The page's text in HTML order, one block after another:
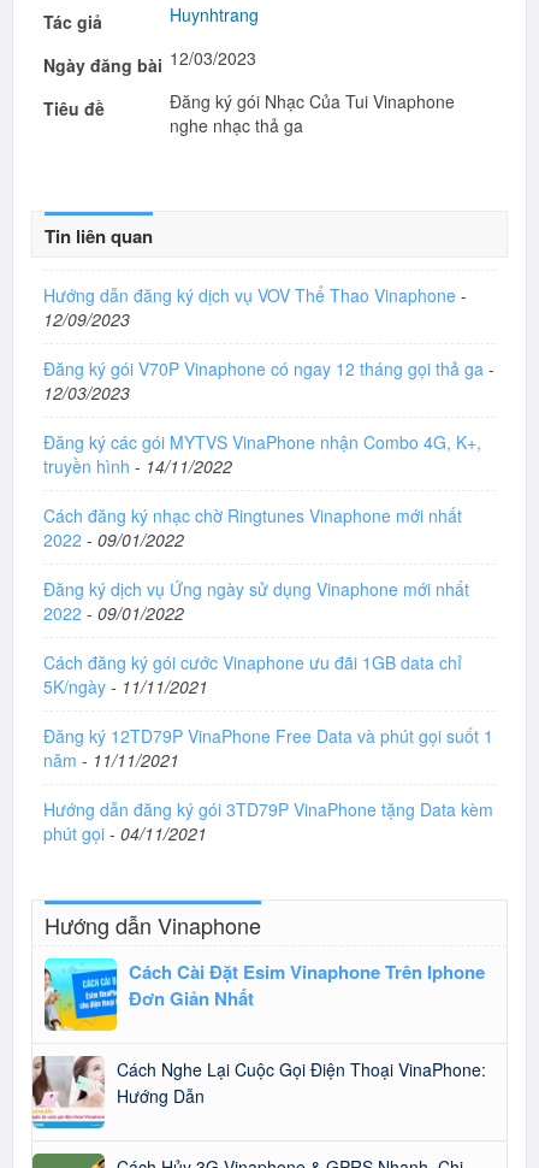
Tác giả Huynhtrang
Ngày đăng bài 12/03/2023
Tiêu đề
Đăng ký gói Nhạc Của Tui Vinaphone
nghe nhạc thả ga
Tin liên quan
Hướng dẫn đăng ký dịch vụ VOV Thể Thao Vinaphone -
12/09/2023
Đăng ký gói V70P Vinaphone có ngay 12 tháng gọi thả ga -
12/03/2023
Đăng ký các gói MYTVS VinaPhone nhận Combo 4G, K+,
truyền hình - 14/11/2022
Cách đăng ký nhạc chờ Ringtunes Vinaphone mới nhất
2022 - 09/01/2022
Đăng ký dịch vụ Ứng ngày sử dụng Vinaphone mới nhất
2022 - 09/01/2022
Cách đăng ký gói cước Vinaphone ưu đãi 1GB data chỉ
5K/ngày - 11/11/2021
Đăng ký 12TD79P VinaPhone Free Data và phút gọi suốt 1
năm - 11/11/2021
Hướng dẫn đăng ký gói 3TD79P VinaPhone tặng Data kèm
phút gọi - 04/11/2021
Hướng dẫn Vinaphone
Cách Cài Đặt Esim Vinaphone Trên Iphone
Đơn Giản Nhất
Cách Nghe Lại Cuộc Gọi Điện Thoại VinaPhone:
Hướng Dẫn